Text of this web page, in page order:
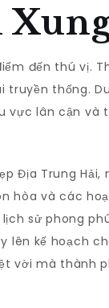
đến thú vị.
truyền thống.
vực lân cận và
Địa Trung
hòa và các
sử phong
lên kế hoạch
vời mà thành